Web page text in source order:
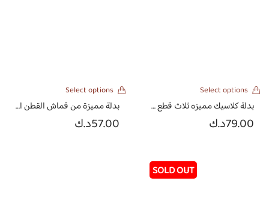
Select options
بدلة كلاسيك مميزه ثلاث قطع بأكمام مشكوكه
79.00د.ك
Select options
بدلة مميزة من قماش القطن الياباني
57.00د.ك